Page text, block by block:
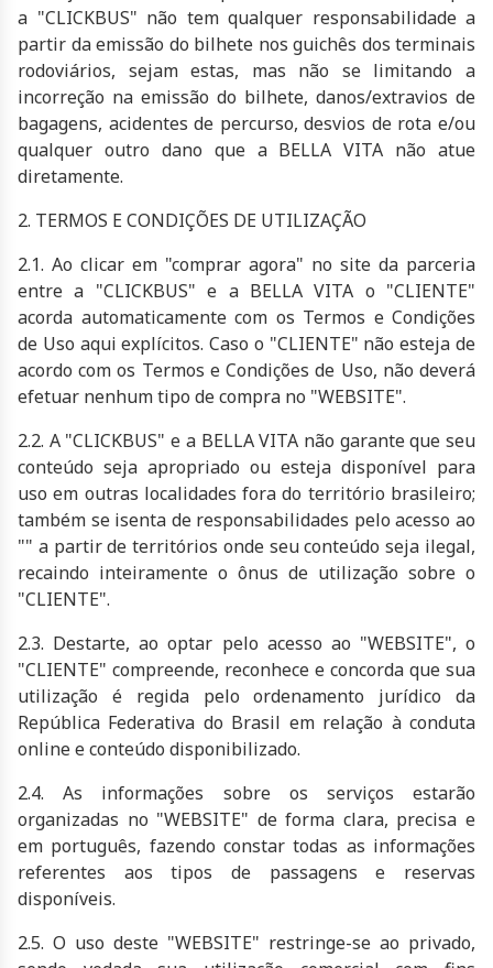
a "CLICKBUS" não tem qualquer responsabilidade a
partir da emissão do bilhete nos guichês dos terminais
rodoviários, sejam estas, mas não se limitando a
incorreção na emissão do bilhete, danos/extravios de
bagagens, acidentes de percurso, desvios de rota e/ou
qualquer outro dano que a BELLA VITA não atue
diretamente.
2. TERMOS E CONDIÇÕES DE UTILIZAÇÃO
2.1. Ao clicar em "comprar agora" no site da parceria
entre a "CLICKBUS" e a BELLA VITA o "CLIENTE"
acorda automaticamente com os Termos e Condições
de Uso aqui explícitos. Caso o "CLIENTE" não esteja de
acordo com os Termos e Condições de Uso, não deverá
efetuar nenhum tipo de compra no "WEBSITE".
2.2. A "CLICKBUS" e a BELLA VITA não garante que seu
conteúdo seja apropriado ou esteja disponível para
uso em outras localidades fora do território brasileiro;
também se isenta de responsabilidades pelo acesso ao
"" a partir de territórios onde seu conteúdo seja ilegal,
recaindo inteiramente o ônus de utilização sobre o
"CLIENTE".
2.3. Destarte, ao optar pelo acesso ao "WEBSITE", o
"CLIENTE" compreende, reconhece e concorda que sua
utilização é regida pelo ordenamento jurídico da
República Federativa do Brasil em relação à conduta
online e conteúdo disponibilizado.
2.4. As informações sobre os serviços estarão
organizadas no "WEBSITE" de forma clara, precisa e
em português, fazendo constar todas as informações
referentes aos tipos de passagens e reservas
disponíveis.
2.5. O uso deste "WEBSITE" restringe-se ao privado,